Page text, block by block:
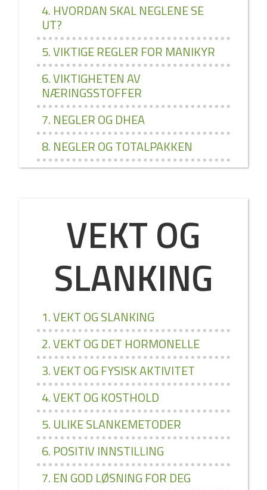
4. HVORDAN SKAL NEGLENE SE
UT?
5. VIKTIGE REGLER FOR MANIKYR
6. VIKTIGHETEN AV
NÆRINGSSTOFFER
7. NEGLER OG DHEA
8. NEGLER OG TOTALPAKKEN
VEKT OG
SLANKING
1. VEKT OG SLANKING
2. VEKT OG DET HORMONELLE
3. VEKT OG FYSISK AKTIVITET
4. VEKT OG KOSTHOLD
5. ULIKE SLANKEMETODER
6. POSITIV INNSTILLING
7. EN GOD LØSNING FOR DEG